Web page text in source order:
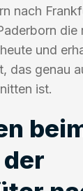
nach
die
und
das genau
ist.